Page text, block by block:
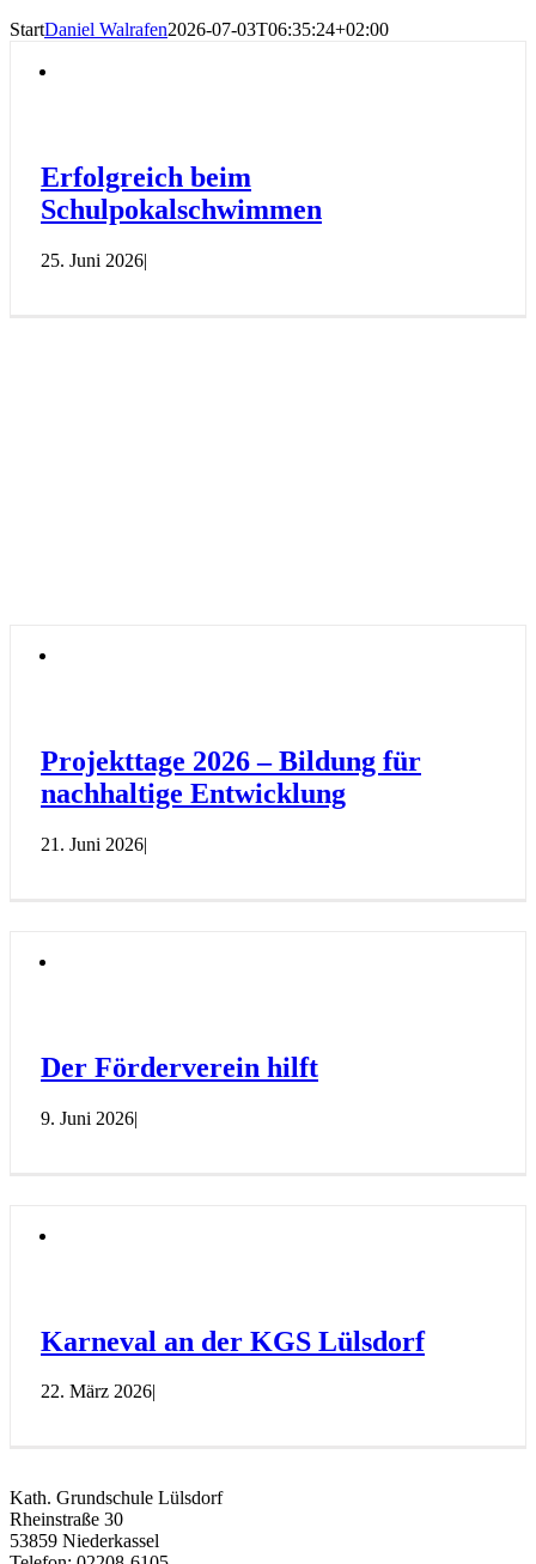
StartDaniel Walrafen2026-07-03T06:35:24+02:00
Erfolgreich beim
Schulpokalschwimmen
25. Juni 2026|
Projekttage 2026 – Bildung für
nachhaltige Entwicklung
21. Juni 2026|
Der Förderverein hilft
9. Juni 2026|
Karneval an der KGS Lülsdorf
22. März 2026|
Kath. Grundschule Lülsdorf
Rheinstraße 30
53859 Niederkassel